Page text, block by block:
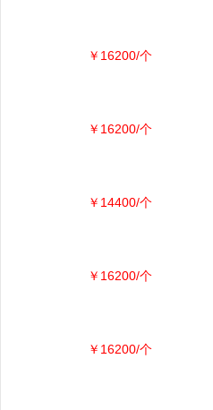
￥16200/个
￥16200/个
￥14400/个
￥16200/个
￥16200/个